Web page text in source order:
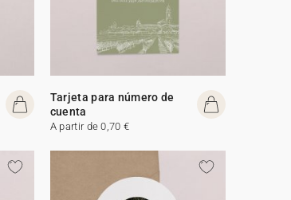
Tarjeta para número de
cuenta
A partir de 0,70 €